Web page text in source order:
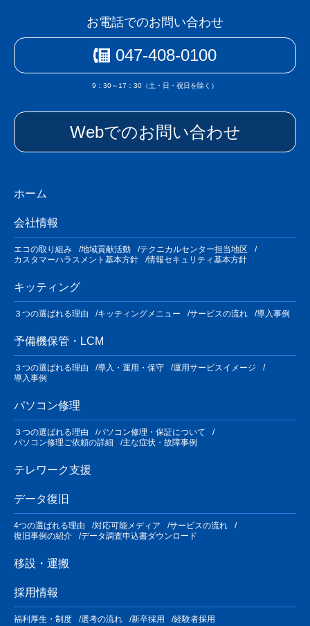
お電話でのお問い合わせ
047-408-0100
9：30～17：30（土・日・祝日を除く）
Webでのお問い合わせ
ホーム
会社情報
エコの取り組み 地域貢献活動
テクニカルセンター担当地区
カスタマーハラスメント基本方針
情報セキュリティ基本方針
キッティング
３つの選ばれる理由 キッティングメニュー サービスの流れ 導入事例
予備機保管・LCM
３つの選ばれる理由 導入・運用・保守
運用サービスイメージ
導入事例
パソコン修理
３つの選ばれる理由
パソコン修理・保証について
パソコン修理ご依頼の詳細
主な症状・故障事例
テレワーク支援
データ復旧
4つの選ばれる理由 対応可能メディア
サービスの流れ
復旧事例の紹介
データ調査申込書ダウンロード
移設・運搬
採用情報
福利厚生・制度 選考の流れ 新卒採用 経験者採用